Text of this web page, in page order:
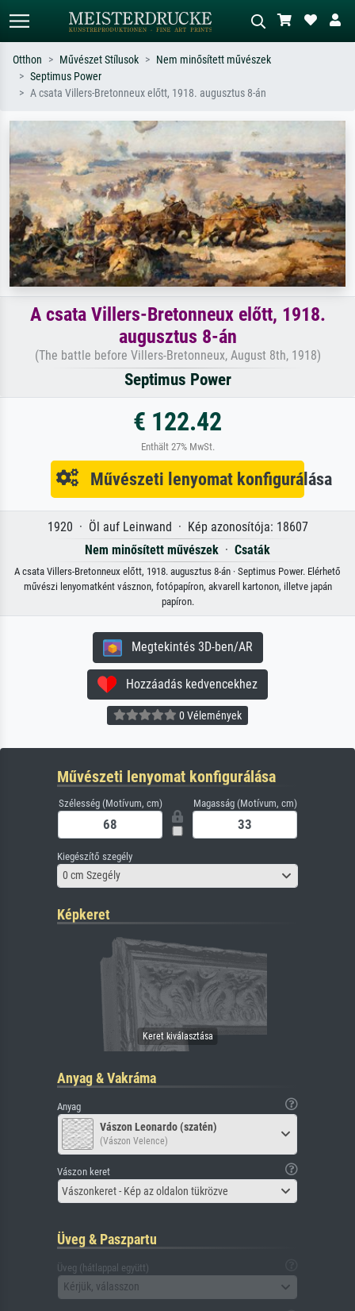
Alap keresés MI-képkereső
szerint – pl. Monet, Csillagos éj,
impresszionizmus, Hokusai-hullám,
akt.
piros absztrakt, sötét olajkép, álló akt
egy fa mellett.
Otthon Művészet Stílusok
Nem minősített művészek
Septimus Power
A csata Villers-Bretonneux előtt, 1918. augusztus 8-án
A csata Villers-Bretonneux előtt, 1918.
augusztus 8-án
(The battle before Villers-Bretonneux, August 8th, 1918)
Septimus Power
€ 122.42
Enthält 27% MwSt.
Művészeti lenyomat konfigurálása
1920 · Öl auf Leinwand · Kép azonosítója: 18607
Nem minősített művészek · Csaták
A csata Villers-Bretonneux előtt, 1918. augusztus 8-án · Septimus Power. Elérhető
művészi lenyomatként vásznon, fotópapíron, akvarell kartonon, illetve japán
papíron.
Megtekintés 3D-ben/AR
Hozzáadás kedvencekhez
0 Vélemények
Művészeti lenyomat konfigurálása
Szélesség (Motívum, cm) Magasság (Motívum, cm)
Kiegészítő szegély
0 cm Szegély
Képkeret
Anyag & Vakráma
Anyag
Vászon Leonardo (szatén)
(Vászon Velence)
Vászon keret
Vászonkeret - Kép az oldalon tükrözve
Üveg & Paszpartu
Üveg (hátlappal együtt)
Kérjük, válasszon